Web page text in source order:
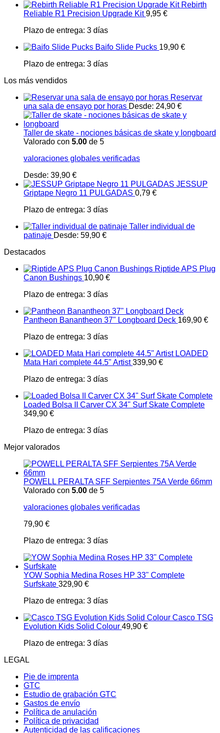
Rebirth
Reliable R1 Precision Upgrade Kit 9,95 €
Plazo de entrega: 3 días
Baifo Slide Pucks 19,90 €
Plazo de entrega: 3 días
Los más vendidos
Reservar
una sala de ensayo por horas Desde: 24,90 €
Taller de skate - nociones básicas de skate y longboard
Valorado con 5.00 de 5
valoraciones globales verificadas
Desde: 39,90 €
JESSUP
Griptape Negro 11 PULGADAS 0,79 €
Plazo de entrega: 3 días
Taller individual de
patinaje Desde: 59,90 €
Destacados
Riptide APS Plug
Canon Bushings 10,90 €
Plazo de entrega: 3 días
Pantheon Banantheon 37" Longboard Deck 169,90 €
Plazo de entrega: 3 días
LOADED
Mata Hari complete 44.5" Artist 339,90 €
Plazo de entrega: 3 días
Loaded Bolsa II Carver CX 34" Surf Skate Complete
349,90 €
Plazo de entrega: 3 días
Mejor valorados
POWELL PERALTA SFF Serpientes 75A Verde 66mm
Valorado con 5.00 de 5
valoraciones globales verificadas
79,90 €
Plazo de entrega: 3 días
YOW Sophia Medina Roses HP 33" Complete
Surfskate 329,90 €
Plazo de entrega: 3 días
Casco TSG
Evolution Kids Solid Colour 49,90 €
Plazo de entrega: 3 días
LEGAL
Pie de imprenta
GTC
Estudio de grabación GTC
Gastos de envío
Política de anulación
Política de privacidad
Autenticidad de las calificaciones